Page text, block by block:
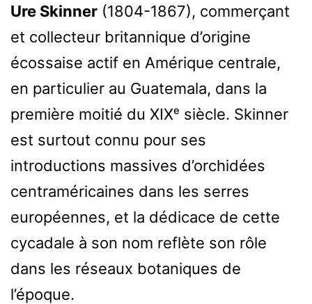
Ure Skinner (1804-1867), commerçant
et collecteur britannique d’origine
écossaise actif en Amérique centrale,
en particulier au Guatemala, dans la
première moitié du XIXᵉ siècle. Skinner
est surtout connu pour ses
introductions massives d’orchidées
centraméricaines dans les serres
européennes, et la dédicace de cette
cycadale à son nom reflète son rôle
dans les réseaux botaniques de
l’époque.